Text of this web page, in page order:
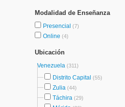
Modalidad de Enseñanza
Presencial (7)
Online (4)
Ubicación
Venezuela (311)
Distrito Capital (55)
Zulia (44)
Táchira (29)